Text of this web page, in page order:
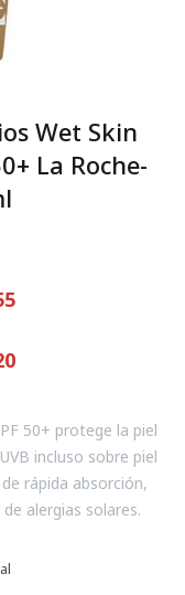
Wet Skin
La Roche-
50+ protege la piel
incluso sobre piel
rápida absorción,
alergias solares.